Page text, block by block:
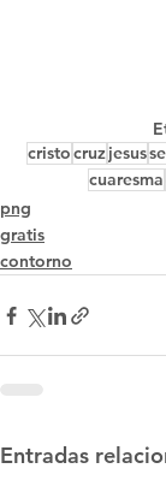
cristocruzjesus
cuaresma
png
gratis
contorno
Entradas